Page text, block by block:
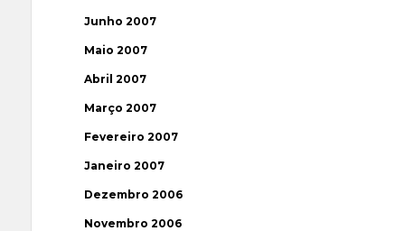
Junho 2007
Maio 2007
Abril 2007
Março 2007
Fevereiro 2007
Janeiro 2007
Dezembro 2006
Novembro 2006